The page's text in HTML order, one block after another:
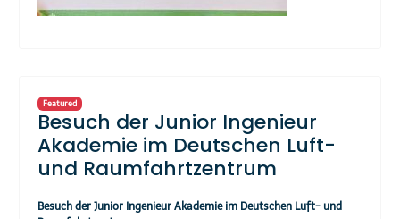
Featured
Besuch der Junior Ingenieur
Akademie im Deutschen Luft-
und Raumfahrtzentrum
Besuch der Junior Ingenieur Akademie im Deutschen Luft- und